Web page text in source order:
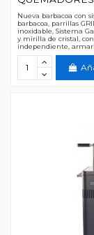
Nueva barbacoa con
barbacoa, parrillas
inoxidable, Sistema
y mirilla de cristal,
independiente,